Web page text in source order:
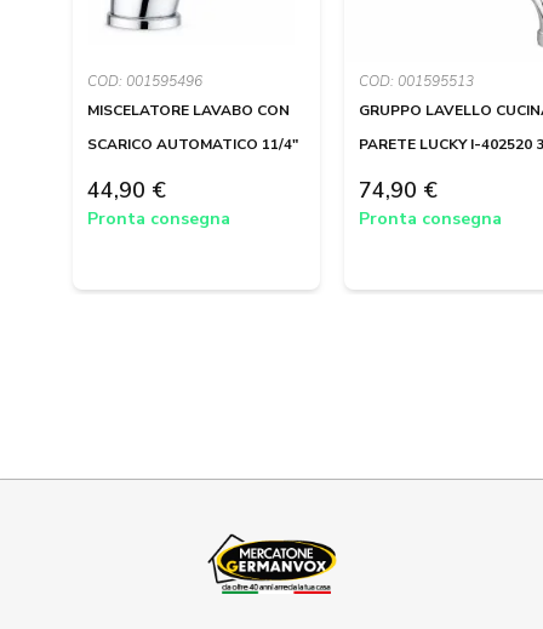
COD: 001595496
MISCELATORE LAVABO CON
SCARICO AUTOMATICO 11/4"
44,90 €
Pronta consegna
COD: 001595513
GRUPPO LAVELLO
PARETE LUCKY I-402520
74,90 €
Pronta consegna